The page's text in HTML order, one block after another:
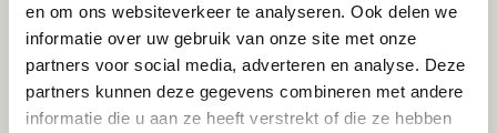
en om ons websiteverkeer te analyseren. Ook delen we
informatie over uw gebruik van onze site met onze
partners voor social media, adverteren en analyse. Deze
partners kunnen deze gegevens combineren met andere
informatie die u aan ze heeft verstrekt of die ze hebben